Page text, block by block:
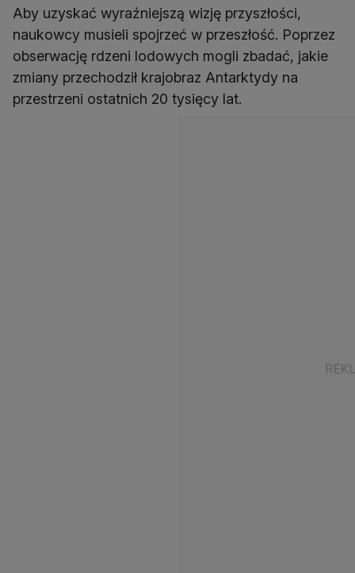
Aby uzyskać wyraźniejszą wizję przyszłości,
naukowcy musieli spojrzeć w przeszłość. Poprzez
obserwację rdzeni lodowych mogli zbadać, jakie
zmiany przechodził krajobraz Antarktydy na